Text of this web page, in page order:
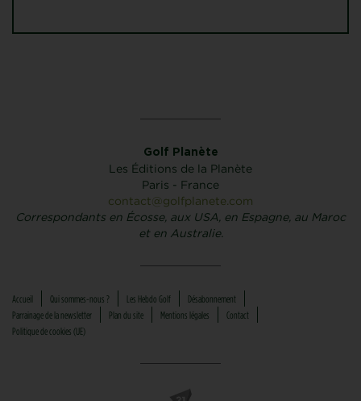
Golf Planète
Les Éditions de la Planète
Paris - France
contact@golfplanete.com
Correspondants en Écosse, aux USA, en Espagne, au Maroc
et en Australie.
Accueil Qui sommes-nous ? Les Hebdo Golf
Désabonnement
Parrainage de la newsletter
Plan du site Mentions légales
Contact
Politique de cookies (UE)